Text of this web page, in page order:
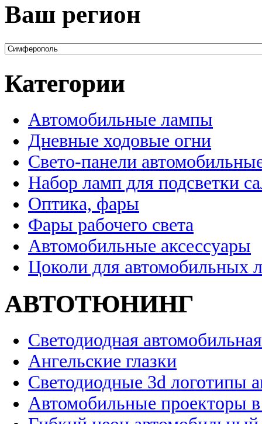
Ваш регион
Категории
Автомобильные лампы
Дневные ходовые огни
Свето-панели
Набор ламп для подсветки
Оптика, фары
Фары рабочего света
Автомобильные аксессуары
Цоколи для автомобильных
АВТОТЮНИНГ
Светодиодная
Ангельские глазки
Светодиодные 3d логотипы
Автомобильные проекторы